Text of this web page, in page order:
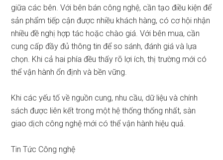
giữa các bên. Với bên bán công nghệ, cần tạo điều kiện để
sản phẩm tiếp cận được nhiều khách hàng, có cơ hội nhận
nhiều đề nghị hợp tác hoặc chào giá. Với bên mua, cần
cung cấp đầy đủ thông tin để so sánh, đánh giá và lựa
chọn. Khi cả hai phía đều thấy rõ lợi ích, thị trường mới có
thể vận hành ổn định và bền vững.
Khi các yếu tố về nguồn cung, nhu cầu, dữ liệu và chính
sách được liên kết trong một hệ thống thống nhất, sàn
giao dịch công nghệ mới có thể vận hành hiệu quả.
Tin Tức Công nghệ